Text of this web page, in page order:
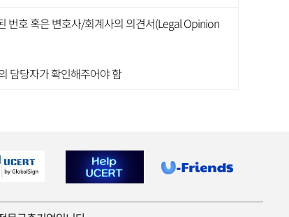
번호 혹은 변호사/회계사의 의견서(Legal Opinion
담당자가 확인해주어야 함